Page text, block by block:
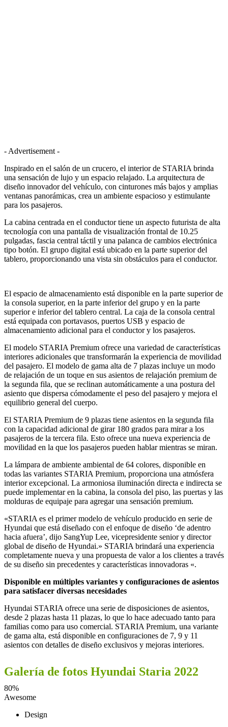
- Advertisement -
Inspirado en el salón de un crucero, el interior de STARIA brinda
una sensación de lujo y un espacio relajado. La arquitectura de
diseño innovador del vehículo, con cinturones más bajos y amplias
ventanas panorámicas, crea un ambiente espacioso y estimulante
para los pasajeros.
La cabina centrada en el conductor tiene un aspecto futurista de alta
tecnología con una pantalla de visualización frontal de 10.25
pulgadas, fascia central táctil y una palanca de cambios electrónica
tipo botón. El grupo digital está ubicado en la parte superior del
tablero, proporcionando una vista sin obstáculos para el conductor.
El espacio de almacenamiento está disponible en la parte superior de
la consola superior, en la parte inferior del grupo y en la parte
superior e inferior del tablero central. La caja de la consola central
está equipada con portavasos, puertos USB y espacio de
almacenamiento adicional para el conductor y los pasajeros.
El modelo STARIA Premium ofrece una variedad de características
interiores adicionales que transformarán la experiencia de movilidad
del pasajero. El modelo de gama alta de 7 plazas incluye un modo
de relajación de un toque en sus asientos de relajación premium de
la segunda fila, que se reclinan automáticamente a una postura del
asiento que dispersa cómodamente el peso del pasajero y mejora el
equilibrio general del cuerpo.
El STARIA Premium de 9 plazas tiene asientos en la segunda fila
con la capacidad adicional de girar 180 grados para mirar a los
pasajeros de la tercera fila. Esto ofrece una nueva experiencia de
movilidad en la que los pasajeros pueden hablar mientras se miran.
La lámpara de ambiente ambiental de 64 colores, disponible en
todas las variantes STARIA Premium, proporciona una atmósfera
interior excepcional. La armoniosa iluminación directa e indirecta se
puede implementar en la cabina, la consola del piso, las puertas y las
molduras de equipaje para agregar una sensación premium.
«STARIA es el primer modelo de vehículo producido en serie de
Hyundai que está diseñado con el enfoque de diseño ‘de adentro
hacia afuera’, dijo SangYup Lee, vicepresidente senior y director
global de diseño de Hyundai.» STARIA brindará una experiencia
completamente nueva y una propuesta de valor a los clientes a través
de su diseño sin precedentes y características innovadoras «.
Disponible en múltiples variantes y configuraciones de asientos
para satisfacer diversas necesidades
Hyundai STARIA ofrece una serie de disposiciones de asientos,
desde 2 plazas hasta 11 plazas, lo que lo hace adecuado tanto para
familias como para uso comercial. STARIA Premium, una variante
de gama alta, está disponible en configuraciones de 7, 9 y 11
asientos con detalles de diseño exclusivos y mejoras interiores.
Galería de fotos Hyundai Staria 2022
80%
Awesome
Design